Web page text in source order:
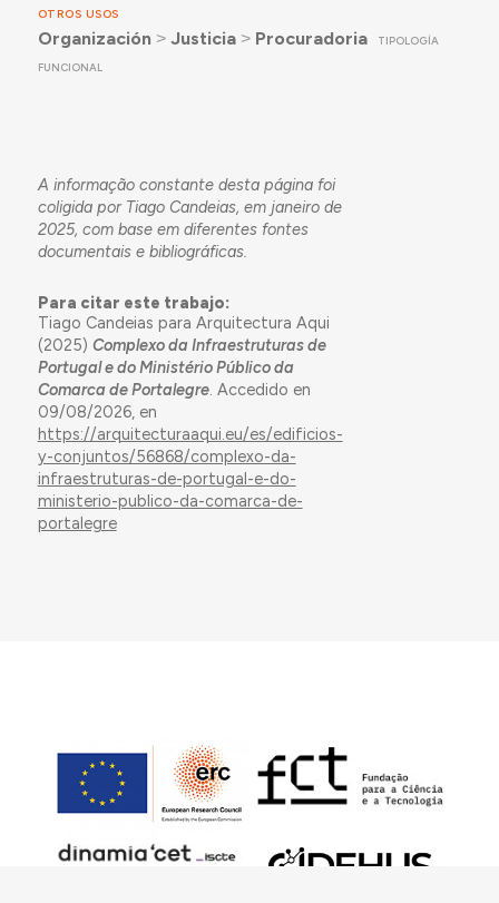
OTROS USOS
Organización ˃ Justicia˃ Procuradoria TIPOLOGÍA
FUNCIONAL
A informação constante desta página foi
coligida por Tiago Candeias, em janeiro de
2025, com base em diferentes fontes
documentais e bibliográficas.
Para citar este trabajo:
Tiago Candeias para Arquitectura Aqui
(2025) Complexo da Infraestruturas de
Portugal e do Ministério Público da
Comarca de Portalegre. Accedido en
09/08/2026, en
https://arquitecturaaqui.eu/es/edificios-
y-conjuntos/56868/complexo-da-
infraestruturas-de-portugal-e-do-
ministerio-publico-da-comarca-de-
portalegre